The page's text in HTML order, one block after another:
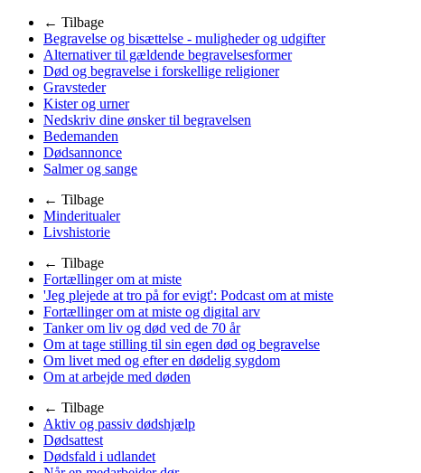
← Tilbage
Begravelse og bisættelse - muligheder og udgifter
Alternativer til gældende begravelsesformer
Død og begravelse i forskellige religioner
Gravsteder
Kister og urner
Nedskriv dine ønsker til begravelsen
Bedemanden
Dødsannonce
Salmer og sange
← Tilbage
Minderitualer
Livshistorie
← Tilbage
Fortællinger om at miste
'Jeg plejede at tro på for evigt': Podcast om at miste
Fortællinger om at miste og digital arv
Tanker om liv og død ved de 70 år
Om at tage stilling til sin egen død og begravelse
Om livet med og efter en dødelig sygdom
Om at arbejde med døden
← Tilbage
Aktiv og passiv dødshjælp
Dødsattest
Dødsfald i udlandet